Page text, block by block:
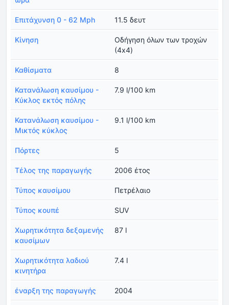
Επιτάχυνση 0 - 62 Mph 11.5 δευτ
Κίνηση
Οδήγηση όλων των τροχών
(4x4)
Καθίσματα 8
Κατανάλωση καυσίμου -
Κύκλος εκτός πόλης
7.9 l/100 km
Κατανάλωση καυσίμου -
Μικτός κύκλος
9.1 l/100 km
Πόρτες 5
Τέλος της παραγωγής 2006 έτος
Τύπος καυσίμου Πετρέλαιο
Τύπος κουπέ SUV
Χωρητικότητα δεξαμενής
καυσίμων
87 l
Χωρητικότητα λαδιού
κινητήρα
7.4 l
έναρξη της παραγωγής 2004